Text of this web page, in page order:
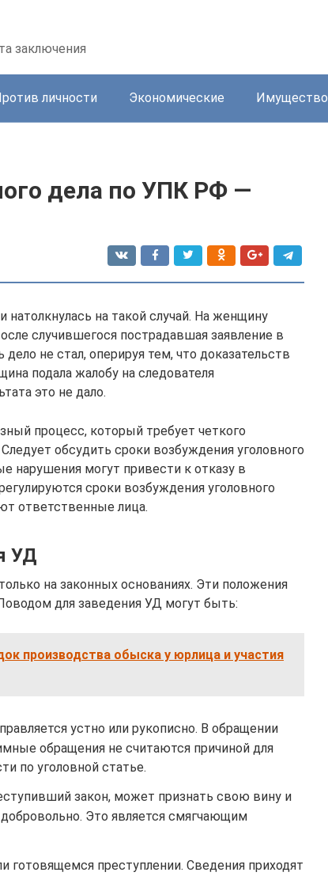
заключения
личности Экономические Имущество
дела по УПК РФ —
натолкнулась на такой случай. На женщину
случившегося пострадавшая заявление в
не стал, оперируя тем, что доказательств
подала жалобу на следователя
это не дало.
процесс, который требует четкого
обсудить сроки возбуждения уголовного
нарушения могут привести к отказу в
сроки возбуждения уголовного
ответственные лица.
УД
на законных основаниях. Эти положения
для заведения УД могут быть:
производства обыска у юрлица и участия
устно или рукописно. В обращении
обращения не считаются причиной для
по уголовной статье.
закон, может признать свою вину и
Это является смягчающим
преступлении. Сведения приходят